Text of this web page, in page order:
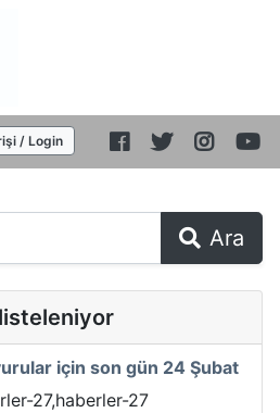
/ Login
Ara
için son gün 24 Şubat
27,haberler-27